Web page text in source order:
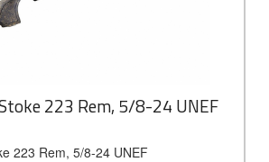
223 Rem, 5/8-24 UNEF
223 Rem, 5/8-24 UNEF